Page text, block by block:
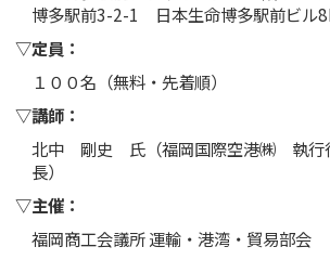
博多駅前3-2-1 日本生命博多駅前ビル8F
▽定員：
１００名（無料・先着順）
▽講師：
北中 剛史 氏（福岡国際空港㈱ 執行
長）
▽主催：
福岡商工会議所 運輸・港湾・貿易部会